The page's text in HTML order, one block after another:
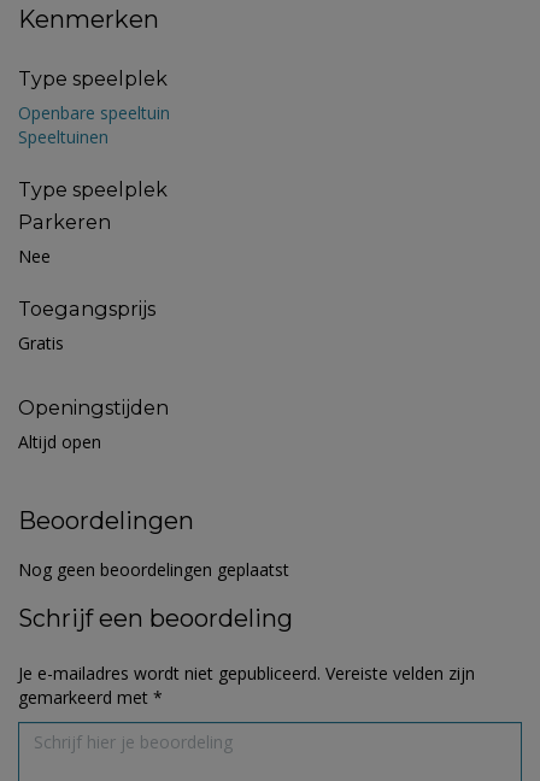
Kenmerken
Type speelplek
Openbare speeltuin
Speeltuinen
Type speelplek
Parkeren
Nee
Toegangsprijs
Gratis
Openingstijden
Altijd open
Beoordelingen
Nog geen beoordelingen geplaatst
Schrijf een beoordeling
Je e-mailadres wordt niet gepubliceerd. Vereiste velden zijn
gemarkeerd met *